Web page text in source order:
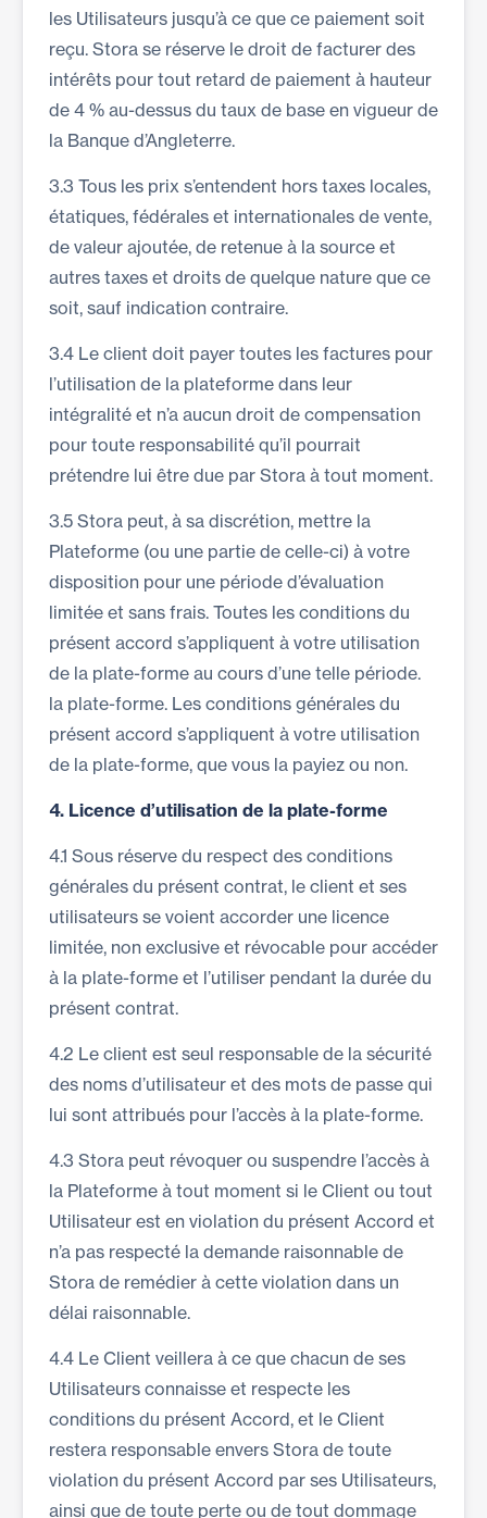
les Utilisateurs jusqu’à ce que ce paiement soit
reçu. Stora se réserve le droit de facturer des
intérêts pour tout retard de paiement à hauteur
de 4 % au-dessus du taux de base en vigueur de
la Banque d’Angleterre.
3.3 Tous les prix s’entendent hors taxes locales,
étatiques, fédérales et internationales de vente,
de valeur ajoutée, de retenue à la source et
autres taxes et droits de quelque nature que ce
soit, sauf indication contraire.
3.4 Le client doit payer toutes les factures pour
l’utilisation de la plateforme dans leur
intégralité et n’a aucun droit de compensation
pour toute responsabilité qu’il pourrait
prétendre lui être due par Stora à tout moment.
3.5 Stora peut, à sa discrétion, mettre la
Plateforme (ou une partie de celle-ci) à votre
disposition pour une période d’évaluation
limitée et sans frais. Toutes les conditions du
présent accord s’appliquent à votre utilisation
de la plate-forme au cours d’une telle période.
la plate-forme. Les conditions générales du
présent accord s’appliquent à votre utilisation
de la plate-forme, que vous la payiez ou non.
4. Licence d’utilisation de la plate-forme
4.1 Sous réserve du respect des conditions
générales du présent contrat, le client et ses
utilisateurs se voient accorder une licence
limitée, non exclusive et révocable pour accéder
à la plate-forme et l’utiliser pendant la durée du
présent contrat.
4.2 Le client est seul responsable de la sécurité
des noms d’utilisateur et des mots de passe qui
lui sont attribués pour l’accès à la plate-forme.
4.3 Stora peut révoquer ou suspendre l’accès à
la Plateforme à tout moment si le Client ou tout
Utilisateur est en violation du présent Accord et
n’a pas respecté la demande raisonnable de
Stora de remédier à cette violation dans un
délai raisonnable.
4.4 Le Client veillera à ce que chacun de ses
Utilisateurs connaisse et respecte les
conditions du présent Accord, et le Client
restera responsable envers Stora de toute
violation du présent Accord par ses Utilisateurs,
ainsi que de toute perte ou de tout dommage